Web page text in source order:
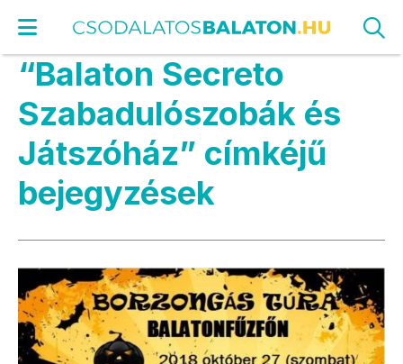
“Balaton Secreto
Szabadulószobák és
Játszóház” címkéjű
bejegyzések